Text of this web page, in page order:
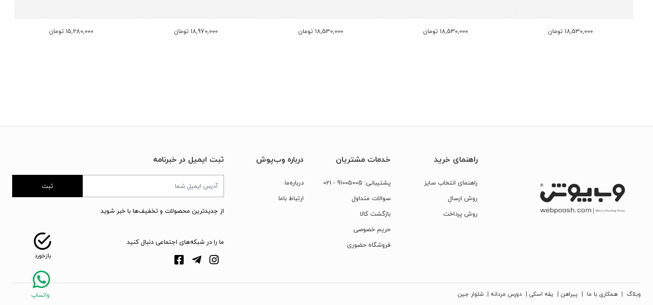
15,280,000 تومان 18,970,000 تومان 18,530,000 تومان 18,530,000 تومان 18,530,000 تومان
راهنمای خرید
راهنمای انتخاب سایز
روش ارسال
روش پرداخت
خدمات مشتریان
پشتیبانی: 91005005
- 021
سوالات متداول
بازگشت کالا
حریم خصوصی
فروشگاه حضوری
درباره وب‌پوش
درباره‌ما
ارتباط‌ با‌ما
ثبت ایمیل در خبرنامه
ثبت
از جدیدترین محصولات و تخفیف‌ها با خبر شوید
ما را در شبکه‌های اجتماعی دنبال کنید
وبلاگ | همکاری با ما | پیراهن | یقه اسکی | دورس مردانه | شلوار جین